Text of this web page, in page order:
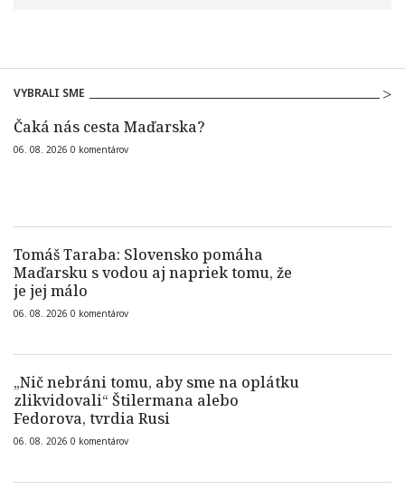
VYBRALI SME
Čaká nás cesta Maďarska?
06. 08. 2026 0 komentárov
Tomáš Taraba: Slovensko pomáha
Maďarsku s vodou aj napriek tomu, že
je jej málo
06. 08. 2026 0 komentárov
„Nič nebráni tomu, aby sme na oplátku
zlikvidovali“ Štilermana alebo
Fedorova, tvrdia Rusi
06. 08. 2026 0 komentárov